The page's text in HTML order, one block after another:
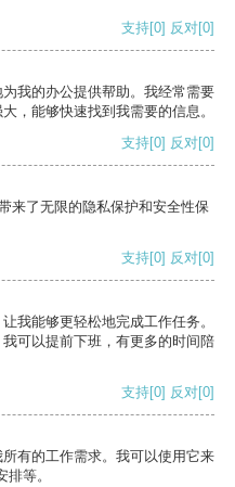
支持[0] 反对[0]
我的办公提供帮助。我经常需要
，能够快速找到我需要的信息。
支持[0] 反对[0]
来了无限的隐私保护和安全性保
支持[0] 反对[0]
我能够更轻松地完成工作任务。
可以提前下班，有更多的时间陪
支持[0] 反对[0]
有的工作需求。我可以使用它来
等。